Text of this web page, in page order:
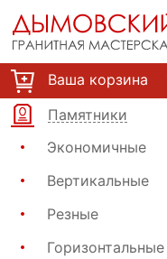
Ваша корзина
Памятники
Экономичные
Вертикальные
Резные
Горизонтальные